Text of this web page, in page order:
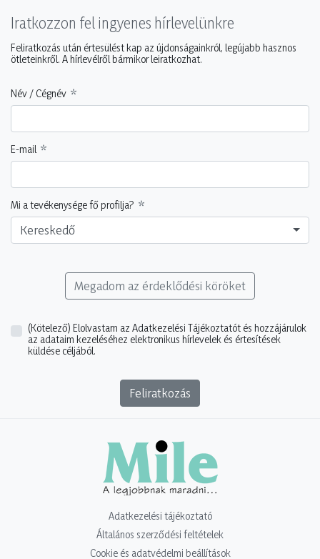
Iratkozzon fel ingyenes hírlevelünkre
Feliratkozás után értesülést kap az újdonságainkról, legújabb hasznos
ötleteinkről. A hírlevélről bármikor leiratkozhat.
Név / Cégnév
E-mail
Mi a tevékenysége fő profilja?
Kereskedő
Megadom az érdeklődési köröket
(Kötelező) Elolvastam az Adatkezelési Tájékoztatót és hozzájárulok
az adataim kezeléséhez elektronikus hírlevelek és értesítések
küldése céljából.
Feliratkozás
Adatkezelési tájékoztató
Általános szerződési feltételek
Cookie és adatvédelmi beállítások